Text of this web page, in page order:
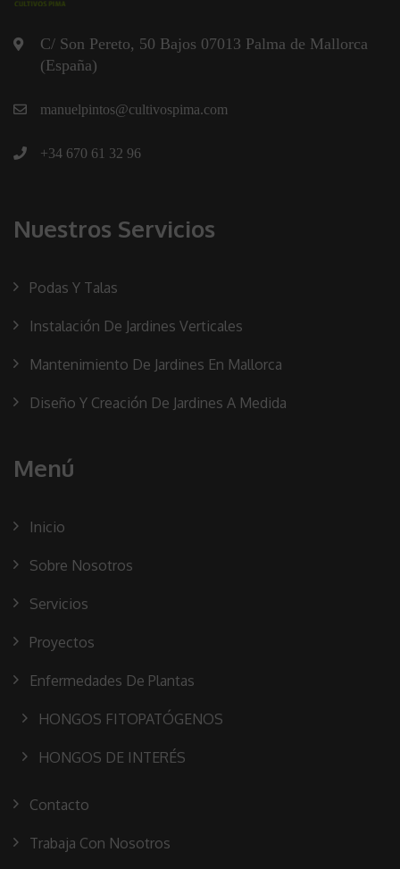
C/ Son Pereto, 50 Bajos 07013 Palma de Mallorca
(España)
manuelpintos@cultivospima.com
+34 670 61 32 96
Nuestros Servicios
Podas Y Talas
Instalación De Jardines Verticales
Mantenimiento De Jardines En Mallorca
Diseño Y Creación De Jardines A Medida
Menú
Inicio
Sobre Nosotros
Servicios
Proyectos
Enfermedades De Plantas
HONGOS FITOPATÓGENOS
HONGOS DE INTERÉS
Contacto
Trabaja Con Nosotros